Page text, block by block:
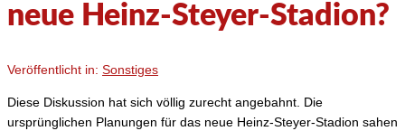
neue Heinz-Steyer-Stadion?
Veröffentlicht in: Sonstiges
Diese Diskussion hat sich völlig zurecht angebahnt. Die
ursprünglichen Planungen für das neue Heinz-Steyer-Stadion sahen